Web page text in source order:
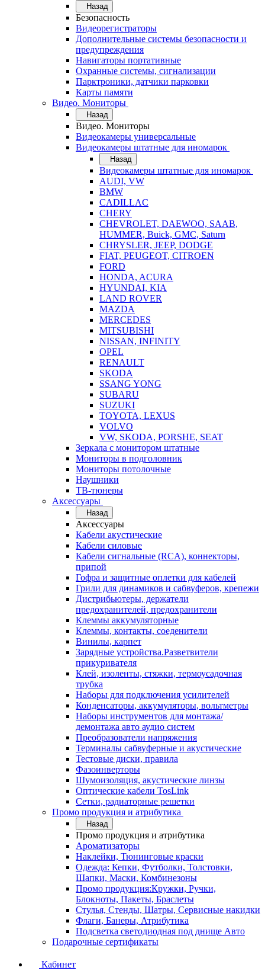
Назад
Безопасность
Видеорегистраторы
Дополнительные системы безопасности и
предупреждения
Навигаторы портативные
Охранные системы, сигнализации
Парктроники, датчики парковки
Карты памяти
Видео. Мониторы
Назад
Видео. Мониторы
Видеокамеры универсальные
Видеокамеры штатные для иномарок
Назад
Видеокамеры штатные для иномарок
AUDI, VW
BMW
CADILLAC
CHERY
CHEVROLET, DAEWOO, SAAB,
HUMMER, Buick, GMC, Saturn
CHRYSLER, JEEP, DODGE
FIAT, PEUGEOT, CITROEN
FORD
HONDA, ACURA
HYUNDAI, KIA
LAND ROVER
MAZDA
MERCEDES
MITSUBISHI
NISSAN, INFINITY
OPEL
RENAULT
SKODA
SSANG YONG
SUBARU
SUZUKI
TOYOTA, LEXUS
VOLVO
VW, SKODA, PORSHE, SEAT
Зеркала с монитором штатные
Мониторы в подголовник
Мониторы потолочные
Наушники
ТВ-тюнеры
Аксессуары
Назад
Аксессуары
Кабели акустические
Кабели силовые
Кабели сигнальные (RCA), коннекторы,
припой
Гофра и защитные оплетки для кабелей
Грили для динамиков и сабвуферов, крепежи
Дистрибьютеры, держатели
предохранителей, предохранители
Клеммы аккумуляторные
Клеммы, контакты, соеденители
Винилы, карпет
Зарядные устройства.Разветвители
прикуривателя
Клей, изоленты, стяжки, термоусадочная
трубка
Наборы для подключения усилителей
Конденсаторы, аккумуляторы, вольтметры
Наборы инструментов для монтажа/
демонтажа авто аудио систем
Преобразователи напряжения
Терминалы сабвуферные и акустические
Тестовые диски, правила
Фазоинверторы
Шумоизоляция, акустические линзы
Оптические кабели TosLink
Сетки, радиаторные решетки
Промо продукция и атрибутика
Назад
Промо продукция и атрибутика
Ароматизаторы
Наклейки, Тюнинговые краски
Одежда: Кепки, Футболки, Толстовки,
Шапки, Маски, Комбинезоны
Промо продукция:Кружки, Ручки,
Блокноты, Пакеты, Браслеты
Стулья, Стенды, Шатры, Сервисные накидки
Флаги, Банеры, Атрибутика
Подсветка светодиодная под днище Авто
Подарочные сертификаты
Кабинет